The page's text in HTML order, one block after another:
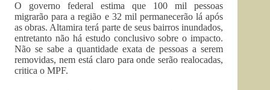
O governo federal estima que 100 mil pessoas
migrarão para a região e 32 mil permanecerão lá após
as obras. Altamira terá parte de seus bairros inundados,
entretanto não há estudo conclusivo sobre o impacto.
Não se sabe a quantidade exata de pessoas a serem
removidas, nem está claro para onde serão realocadas,
critica o MPF.